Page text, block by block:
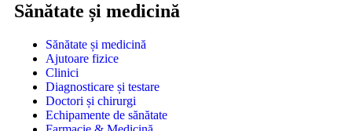
Sănătate și medicină
Sănătate și medicină
Ajutoare fizice
Clinici
Diagnosticare și testare
Doctori și chirurgi
Echipamente de sănătate